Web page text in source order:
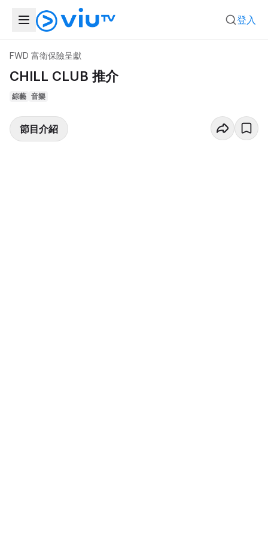
登入
FWD 富衛保險呈獻
CHILL CLUB 推介
綜藝 音樂
節目介紹